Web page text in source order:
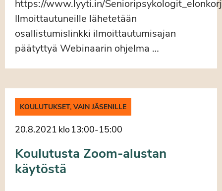
https://www.lyyti.in/
Ilmoittautuneille lähetetään
osallistumislinkki ilmoittautumisajan
päätyttyä Webinaarin ohjelma …
KOULUTUKSET, VAIN JÄSENILLE
20.8.2021 klo13:00-15:00
Koulutusta Zoom-alustan
käytöstä